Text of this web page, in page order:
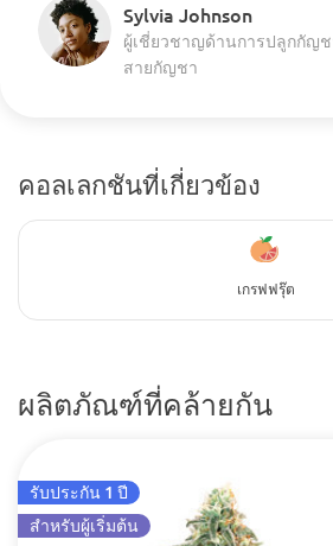
Sylvia Johnson
ผู้เชี่ยวชาญด้านการปลูกกัญ
สายกัญชา
คอลเลกชันที่เกี่ยวข้อง
เกรฟฟรุ๊ต
ผลิตภัณฑ์ที่คล้ายกัน
รับประกัน 1 ปี
สำหรับผู้เริ่มต้น